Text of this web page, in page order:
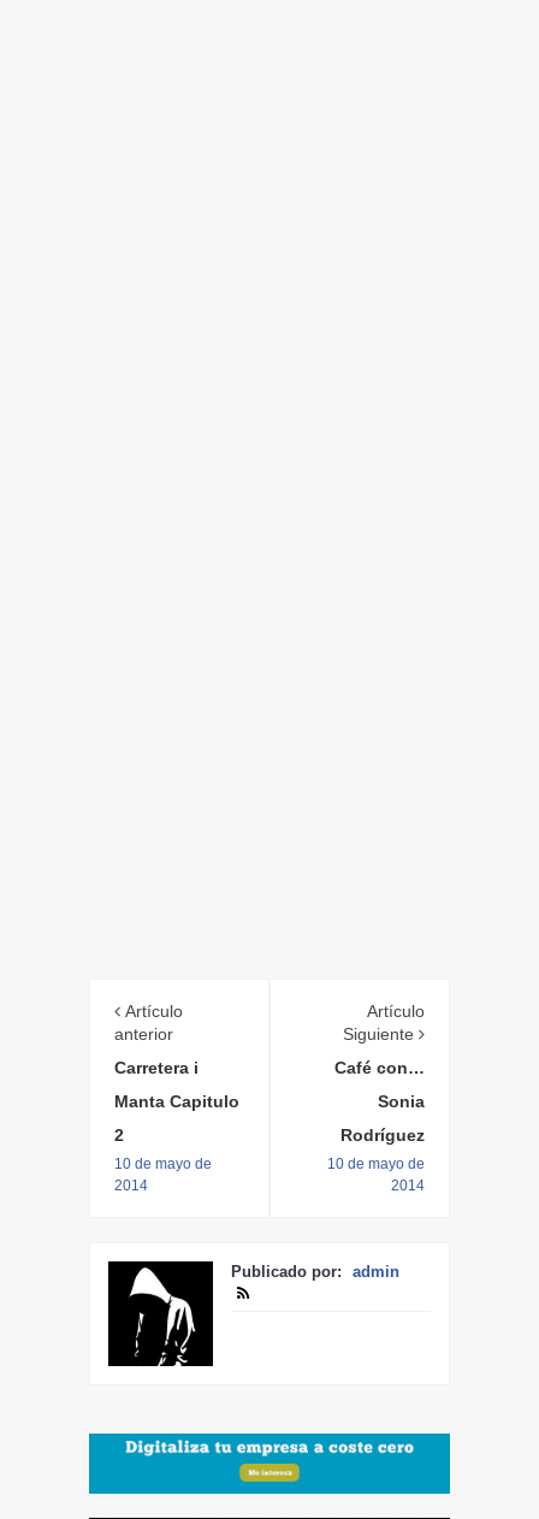
Artículo
anterior
Carretera i
Manta Capitulo
2
10 de mayo de
2014
Artículo
Siguiente
Café con…
Sonia
Rodríguez
10 de mayo de
2014
Publicado por: admin